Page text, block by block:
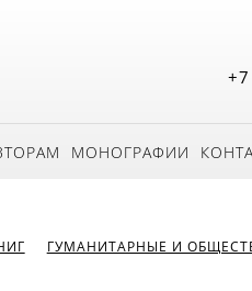
МОНОГРАФИИ
ГУМАНИТАРНЫЕ И